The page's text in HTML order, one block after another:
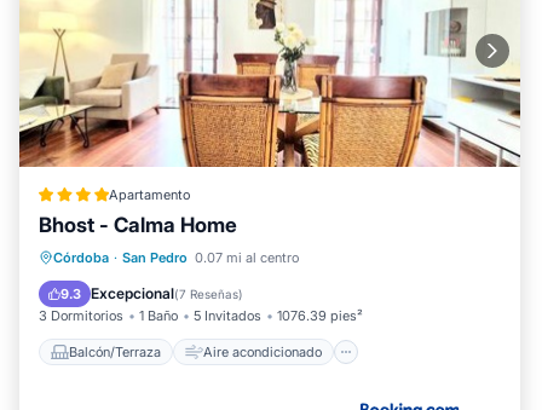
Apartamento
Bhost - Calma Home
Córdoba · San Pedro 0.07 mi al centro
9.3 Excepcional(7 Reseñas)
3 Dormitorios 1 Baño 5 Invitados 1076.39 pies²
Balcón/Terraza Aire acondicionado
Balcón/Terraza
Aire acondicionado
Internet
Seguridad/Protección